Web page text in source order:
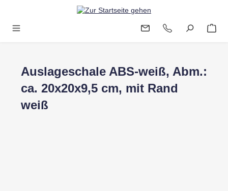
Zum Hauptinhalt springen
Auslageschale ABS-weiß, Abm.:
ca. 20x20x9,5 cm, mit Rand
weiß